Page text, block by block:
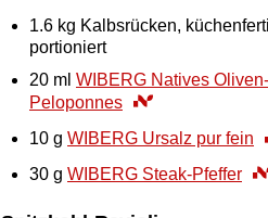
1.6 kg Kalbsrücken,
portioniert
20 ml WIBERG Natives
Peloponnes
10 g WIBERG Ursalz pur fein
30 g WIBERG Steak-Pfeffer